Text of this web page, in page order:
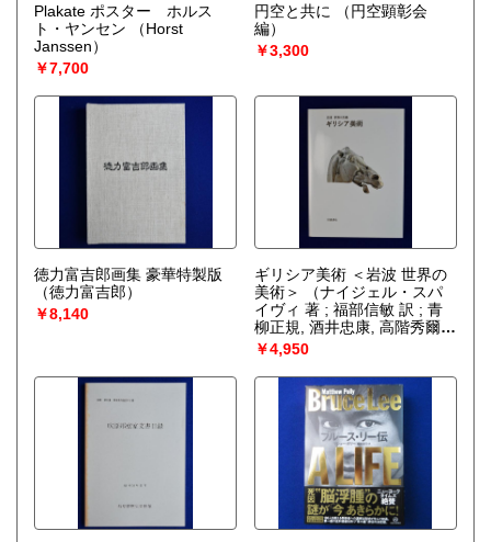
Plakate ポスター ホルス
ト・ヤンセン
（Horst
Janssen）
￥7,700
円空と共に
（円空顕彰会
編）
￥3,300
徳力富吉郎画集 豪華特製版
（徳力富吉郎）
￥8,140
ギリシア美術 ＜岩波 世界の
美術＞
（ナイジェル・スパ
イヴィ 著 ; 福部信敏 訳 ; 青
柳正規, 酒井忠康, 高階秀爾
編）
￥4,950